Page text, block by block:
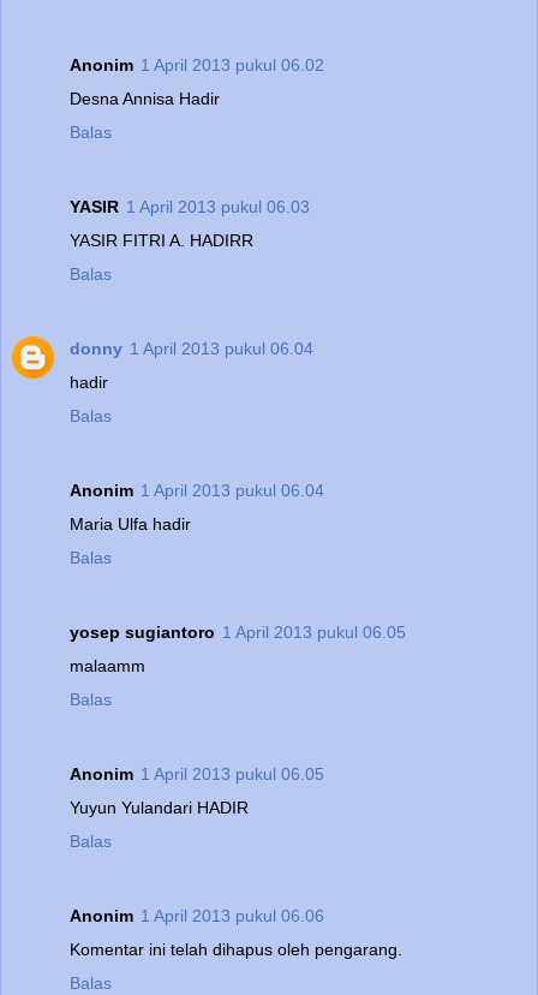
Anonim 1 April 2013 pukul 06.02
Desna Annisa Hadir
Balas
YASIR 1 April 2013 pukul 06.03
YASIR FITRI A. HADIRR
Balas
donny 1 April 2013 pukul 06.04
hadir
Balas
Anonim 1 April 2013 pukul 06.04
Maria Ulfa hadir
Balas
yosep sugiantoro 1 April 2013 pukul 06.05
malaamm
Balas
Anonim 1 April 2013 pukul 06.05
Yuyun Yulandari HADIR
Balas
Anonim 1 April 2013 pukul 06.06
Komentar ini telah dihapus oleh pengarang.
Balas